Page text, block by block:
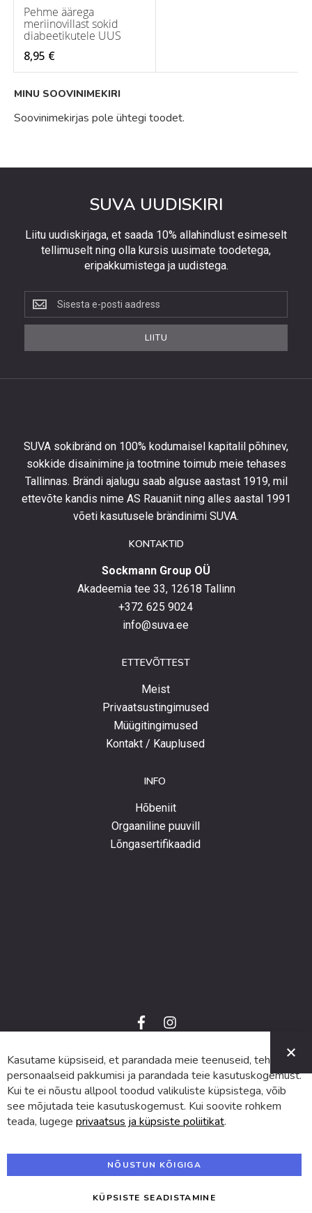
Pehme äärega
meriinovillast sokid
diabeetikutele UUS
8,95 €
MINU SOOVINIMEKIRI
Soovinimekirjas pole ühtegi toodet.
SUVA UUDISKIRI
Liitu uudiskirjaga, et saada 10% allahindlust esimeselt
tellimuselt ning olla kursis uusimate toodetega,
eripakkumistega ja uudistega.
Liitu
uudiskirjaga,
et
kursis
uusimate
toodetega,
eripakkumistega
LIITU
SUVA sokibränd on 100% kodumaisel kapitalil põhinev,
sokkide disainimine ja tootmine toimub meie tehases
Tallinnas. Brändi ajalugu saab alguse aastast 1919, mil
ettevõte kandis nime AS Rauaniit ning alles aastal 1991
võeti kasutusele brändinimi SUVA.
KONTAKTID
Sockmann Group OÜ
Akadeemia tee 33, 12618 Tallinn
+372 625 9024
info@suva.ee
ETTEVÕTTEST
Meist
Privaatsustingimused
Müügitingimused
Kontakt / Kauplused
INFO
Hõbeniit
Orgaaniline puuvill
Lõngasertifikaadid
f
a
e
b
o
o
k
i
n
t
a
g
r
a
m
© 2024 SUVA. Kõik õigused kaitstud.
Kasutame küpsiseid, et parandada meie teenuseid, teha
personaalseid pakkumisi ja parandada teie kasutuskogemust.
Kui te ei nõustu allpool toodud valikuliste küpsistega, võib
see mõjutada teie kasutuskogemust. Kui soovite rohkem
teada, lugege privaatsus ja küpsiste poliitikat.
NÕUSTUN KÕIGIGA
KÜPSISTE SEADISTAMINE